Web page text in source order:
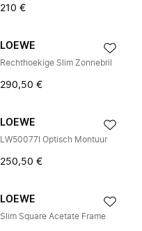
210 €
LOEWE
Rechthoekige Slim Zonnebril
290,50 €
LOEWE
LW50077I Optisch Montuur
250,50 €
LOEWE
Slim Square Acetate Frame